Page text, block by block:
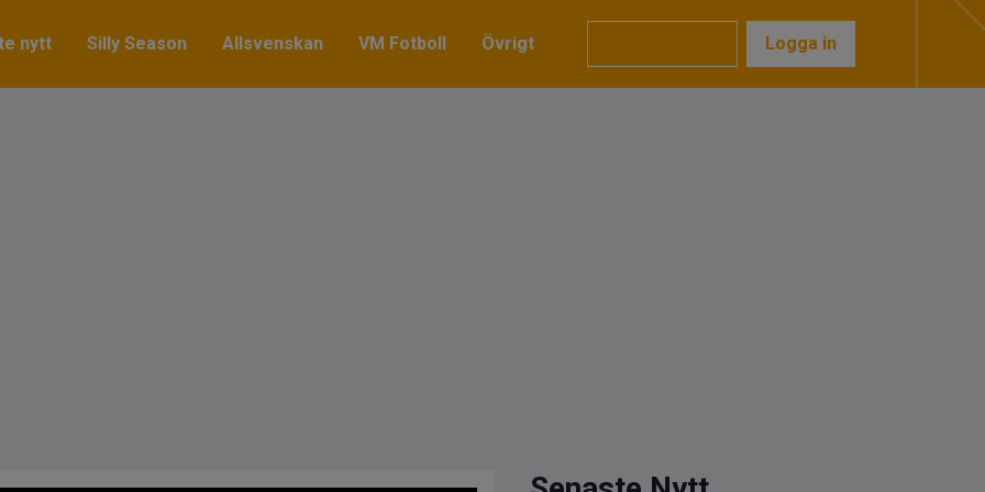
nytt Silly Season Allsvenskan VM Fotboll Övrigt Logga in